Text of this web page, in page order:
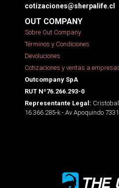
cotizaciones@sherpalife.cl
OUT COMPANY
Sobre Out Company
Términos y Condiciones
Devoluciones
Cotizaciones y ventas a
Outcompany SpA
RUT Nº76.266.293-0
Representante Legal:
16.366.285-k - Av Apoquindo 7331